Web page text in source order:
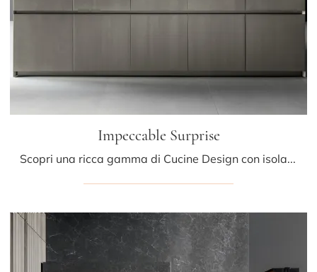
Impeccable Surprise
Scopri una ricca gamma di Cucine Design con isola: la cucina Impeccable Surprise Mittel è adesso disponibile in laccato opaco!